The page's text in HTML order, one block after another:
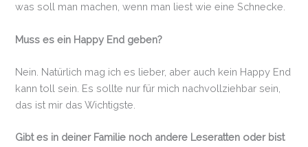
was soll man machen, wenn man liest wie eine Schnecke.
Muss es ein Happy End geben?
Nein. Natürlich mag ich es lieber, aber auch kein Happy End
kann toll sein. Es sollte nur für mich nachvollziehbar sein,
das ist mir das Wichtigste.
Gibt es in deiner Familie noch andere Leseratten oder bist